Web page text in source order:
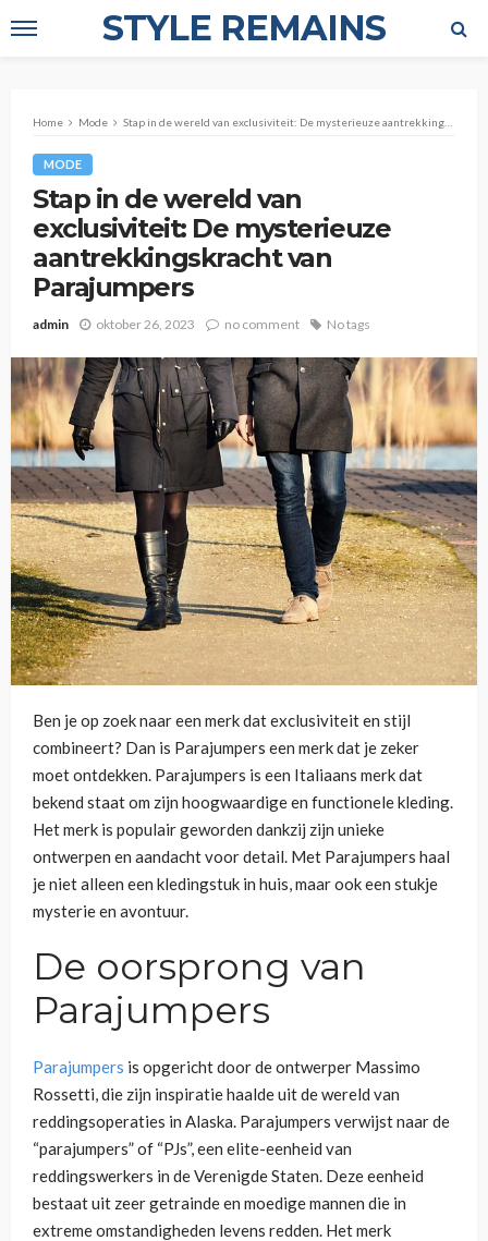
STYLE REMAINS
Home Mode Stap in de wereld van exclusiviteit: De mysterieuze aantrekkingskracht van Parajumpers
MODE
Stap in de wereld van
exclusiviteit: De mysterieuze
aantrekkingskracht van
Parajumpers
admin oktober 26, 2023 no comment No tags
Ben je op zoek naar een merk dat exclusiviteit en stijl
combineert? Dan is Parajumpers een merk dat je zeker
moet ontdekken. Parajumpers is een Italiaans merk dat
bekend staat om zijn hoogwaardige en functionele kleding.
Het merk is populair geworden dankzij zijn unieke
ontwerpen en aandacht voor detail. Met Parajumpers haal
je niet alleen een kledingstuk in huis, maar ook een stukje
mysterie en avontuur.
De oorsprong van
Parajumpers
Parajumpers is opgericht door de ontwerper Massimo
Rossetti, die zijn inspiratie haalde uit de wereld van
reddingsoperaties in Alaska. Parajumpers verwijst naar de
“parajumpers” of “PJs”, een elite-eenheid van
reddingswerkers in de Verenigde Staten. Deze eenheid
bestaat uit zeer getrainde en moedige mannen die in
extreme omstandigheden levens redden. Het merk